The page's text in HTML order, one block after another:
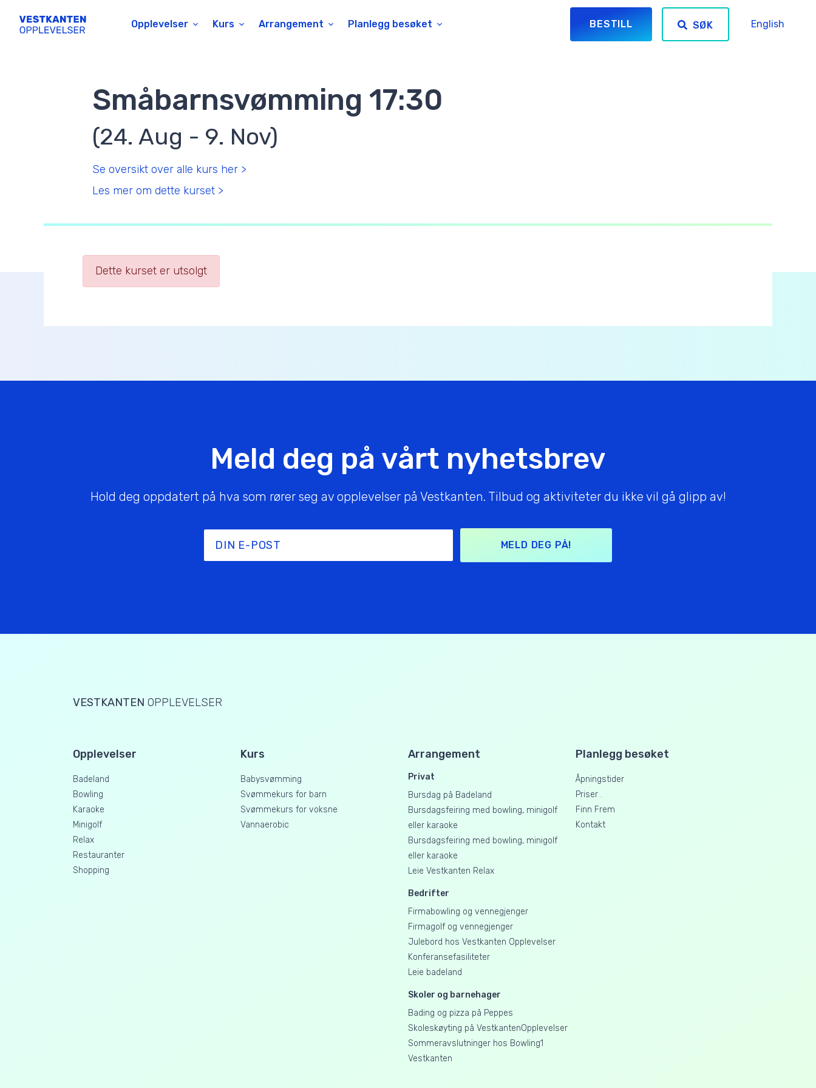
Opplevelser Kurs Arrangement Planlegg besøket BESTILL SØK English
Småbarnsvømming 17:30
(24. Aug - 9. Nov)
Se oversikt over alle kurs her >
Les mer om dette kurset >
Dette kurset er utsolgt
Meld deg på vårt nyhetsbrev
Hold deg oppdatert på hva som rører seg av opplevelser på Vestkanten. Tilbud og aktiviteter du ikke vil gå glipp av!
MELD DEG PÅ!
VESTKANTEN OPPLEVELSER
Opplevelser
Badeland
Bowling
Karaoke
Minigolf
Relax
Restauranter
Shopping
Kurs
Babysvømming
Svømmekurs for barn
Svømmekurs for voksne
Vannaerobic
Arrangement
Privat
Bursdag på Badeland
Bursdagsfeiring med bowling, minigolf
eller karaoke
Bursdagsfeiring med bowling, minigolf
eller karaoke
Leie Vestkanten Relax
Bedrifter
Firmabowling og vennegjenger
Firmagolf og vennegjenger
Julebord hos Vestkanten Opplevelser
Konferansefasiliteter
Leie badeland
Skoler og barnehager
Bading og pizza på Peppes
Skoleskøyting på VestkantenOpplevelser
Sommeravslutninger hos Bowling1
Vestkanten
Planlegg besøket
Åpningstider
Priser .
Finn Frem
Kontakt